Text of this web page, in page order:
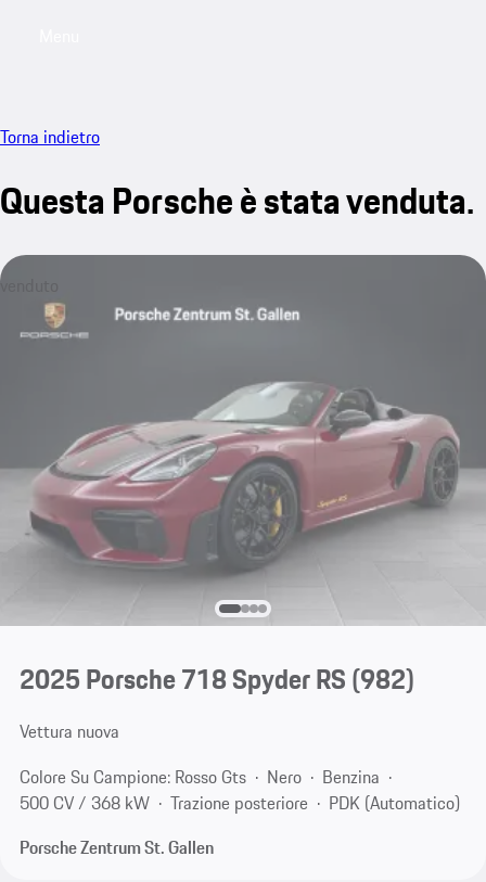
Torna indietro
Questa Porsche è stata venduta.
venduto
2025 Porsche 718 Spyder RS(982)
Vettura nuova
Colore Su Campione: Rosso Gts
Nero
Benzina
500 CV / 368 kW
Trazione posteriore
PDK (Automatico)
Porsche Zentrum St. Gallen